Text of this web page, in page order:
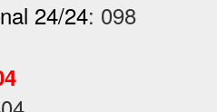
24/24: 098